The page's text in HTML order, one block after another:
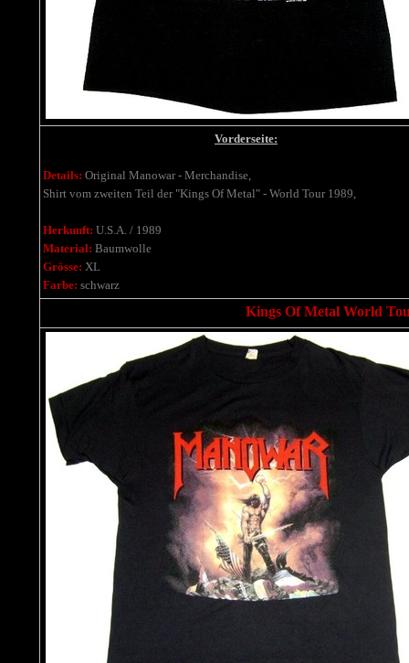
Vorderseite:
Details: Original Manowar - Merchandise,
Shirt vom zweiten Teil der "Kings Of Metal" - World Tour 1989,
Herkunft: U.S.A. / 1989
Material: Baumwolle
Grösse: XL
Farbe: schwarz
Kings Of Metal World